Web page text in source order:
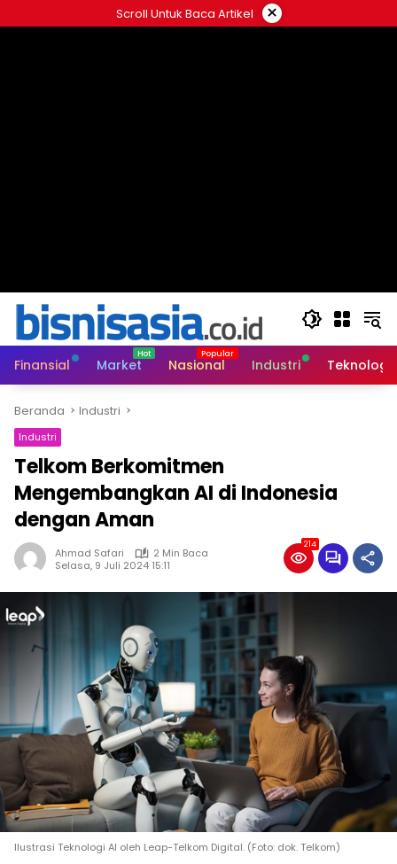
ke
Scroll Untuk Baca Artikel ×
Finansial Market Nasional Industri Teknologi
Beranda Industri
Industri
Telkom Berkomitmen
Mengembangkan AI di Indonesia
dengan Aman
Ahmad Safari
2 Min Baca
Selasa, 9 Juli 2024 15:11
214
Ilustrasi Teknologi AI oleh Leap-Telkom Digital. (Foto: dok. Telkom)